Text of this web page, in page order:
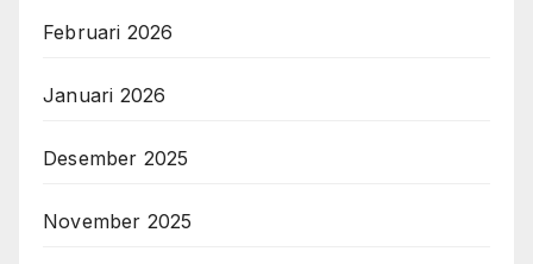
Februari 2026
Januari 2026
Desember 2025
November 2025